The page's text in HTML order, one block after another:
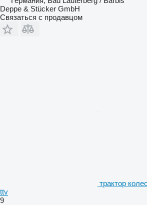
Deppe & Stücker GmbH
Связаться с продавцом
трактор
ttv
9